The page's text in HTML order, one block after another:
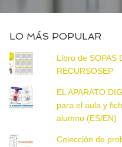
LO MÁS POPULAR
Libro de SOPAS
RECURSOSEP
EL APARATO
para el aula y
alumno (ES/EN)
Colección de